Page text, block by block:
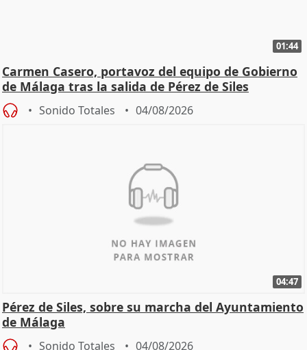
01:44
Carmen Casero, portavoz del equipo de Gobierno
de Málaga tras la salida de Pérez de Siles
Sonido Totales 04/08/2026
04:47
Pérez de Siles, sobre su marcha del Ayuntamiento
de Málaga
Sonido Totales 04/08/2026